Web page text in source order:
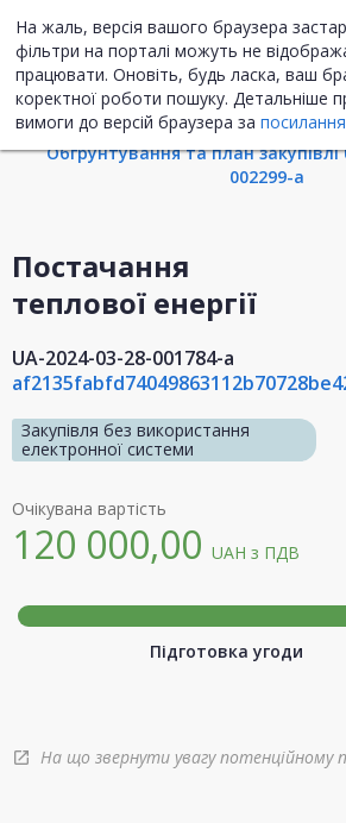
На жаль, версія вашого браузера
фільтри на порталі можуть не
працювати. Оновіть, будь ласка, ваш
коректної роботи пошуку. Детальніше
вимоги до версій браузера за
UA
Інформація про
Обгрунтування та план закупівлі
002299-a
Постачання
теплової енергії
UA-2024-03-28-001784-a
Закупівля без використання
електронної системи
Очікувана вартість
120 000,00 UAH з ПДВ
Підготовка угоди
open_in_new На що звернути увагу потенційному